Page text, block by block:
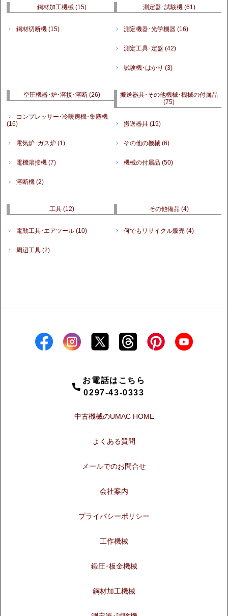
鋼材加工機械(15)
鋼材切断機(15)
測定器･試験機 (61)
測定機器･光学機器 (16)
測定工具･定盤 (42)
試験機･はかり (3)
空圧機器･炉･溶接･溶断(26)
コンプレッサー･冷暖房機･集塵機
(16)
電気炉･ガス炉(1)
電機溶接機(7)
溶断機(2)
搬送器具･その他機械･機械の付属品
(75)
搬送器具 (19)
その他の機械 (6)
機械の付属品 (50)
工具(12)
電動工具･エアツール(10)
周辺工具(2)
その他備品(4)
何でもリサイクル販売 (4)
お電話はこちら
0297-43-0333
中古機械のUMAC HOME
よくある質問
メールでのお問合せ
会社案内
プライバシーポリシー
工作機械
鍛圧･板金機械
鋼材加工機械